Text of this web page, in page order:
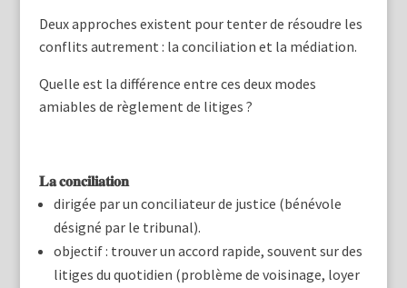
Deux approches existent pour tenter de résoudre les
conflits autrement : la conciliation et la médiation.
Quelle est la différence entre ces deux modes
amiables de règlement de litiges ?
𝐋𝐚 𝐜𝐨𝐧𝐜𝐢𝐥𝐢𝐚𝐭𝐢𝐨𝐧
dirigée par un conciliateur de justice (bénévole
désigné par le tribunal).
objectif : trouver un accord rapide, souvent sur des
litiges du quotidien (problème de voisinage, loyer